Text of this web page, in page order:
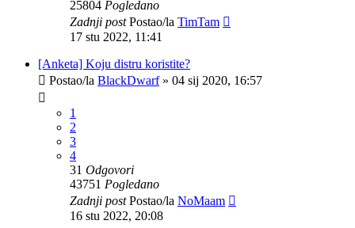
25804 Pogledano
Zadnji postPostao/la TimTam
17 stu 2022, 11:41
[Anketa] Koju distru koristite?
Postao/la BlackDwarf» 04 sij 2020, 16:57
1
2
3
4
31 Odgovori
43751 Pogledano
Zadnji postPostao/la NoMaam
16 stu 2022, 20:08